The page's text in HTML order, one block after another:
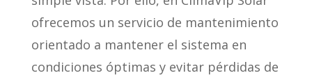
ofrecemos un servicio de mantenimiento
orientado a mantener el sistema en
condiciones óptimas y evitar pérdidas de